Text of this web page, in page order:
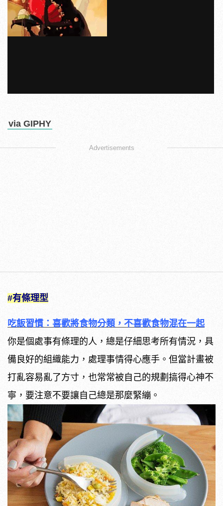
via GIPHY
Advertisements
#有條理型
吃飯習慣：喜歡將食物分類，不喜歡食物混在一起
你是個處事有條理的人，總是仔細思考所有情況，具
備良好的組織能力，處理事情得心應手。但當計畫被
打亂容易亂了方寸，也常常被自己的規劃搞得心神不
寧，要注意不要讓自己總是那麼緊繃。